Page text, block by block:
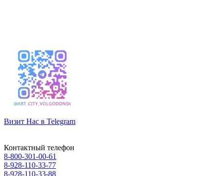
Визит Нас в Telegram
Контактный телефон
8-800-301-00-61
8-928-110-33-77
8-928-110-33-88